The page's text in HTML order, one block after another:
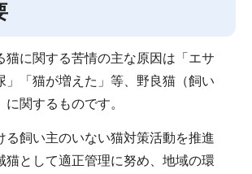
猫に関する苦情の主な原因は「エサ
」「猫が増えた」等、野良猫（飼い
関するものです。
る飼い主のいない猫対策活動を推進
猫として適正管理に努め、地域の環